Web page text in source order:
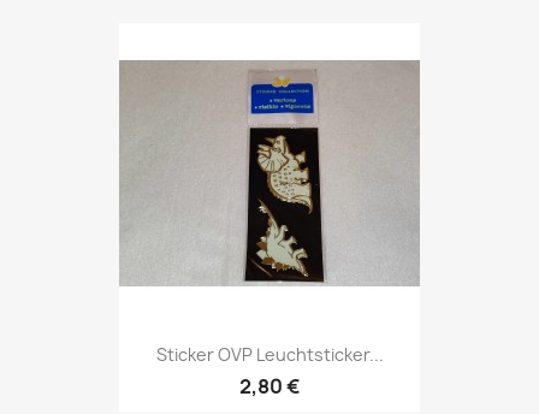
Sticker OVP Leuchtsticker...
2,80 €